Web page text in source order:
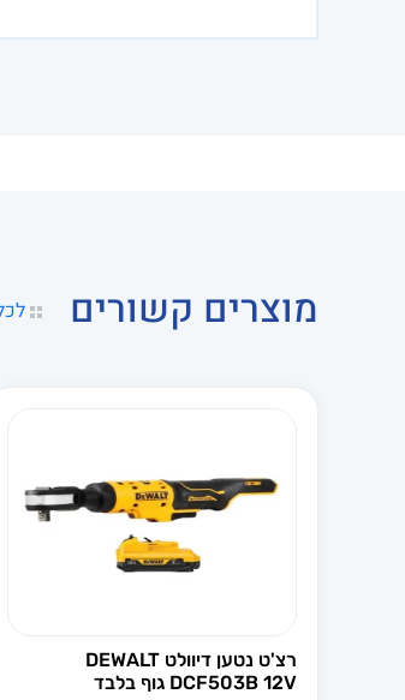
מוצרים קשורים
רצ'ט נטען דיוולט DEWALT
DCF503B 12V גוף בלבד